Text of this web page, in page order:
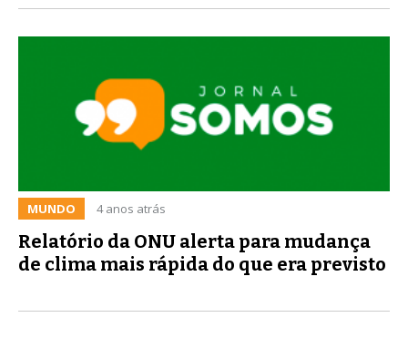
MUNDO 4 anos atrás
Relatório da ONU alerta para mudança
de clima mais rápida do que era previsto